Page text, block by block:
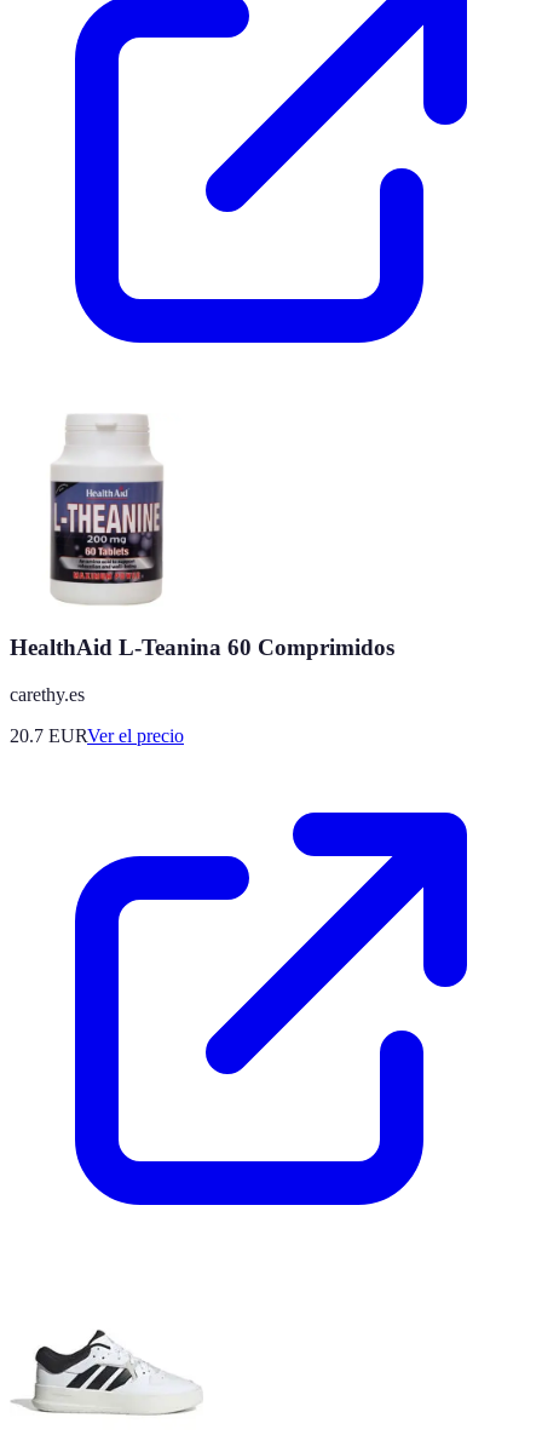
HealthAid L-Teanina 60 Comprimidos
carethy.es
20.7 EURVer el precio